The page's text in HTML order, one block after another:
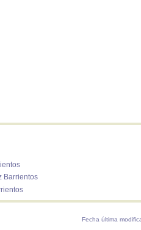
Barrientos
Fecha última